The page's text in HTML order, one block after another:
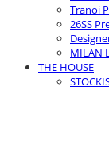
Tranoi
26SS
MILAN
THE HOUSE